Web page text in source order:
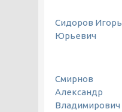
Сидоров Игорь
Юрьевич
Смирнов
Александр
Владимирович